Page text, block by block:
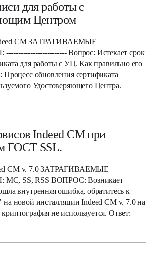
для работы с
Центром
CM ЗАТРАГИВАЕМЫЕ
Вопрос: Истекает срок
для работы с УЦ. Как правильно его
Процесс обновления сертификата
Удостоверяющего Центра.
Indeed CM при
ГОСТ SSL.
CM v. 7.0 ЗАТРАГИВАЕМЫЕ
SS, RSS ВОПРОС: Возникает
внутренняя ошибка, обратитесь к
на новой инсталляции Indeed CM v. 7.0 на
не используется. Ответ: